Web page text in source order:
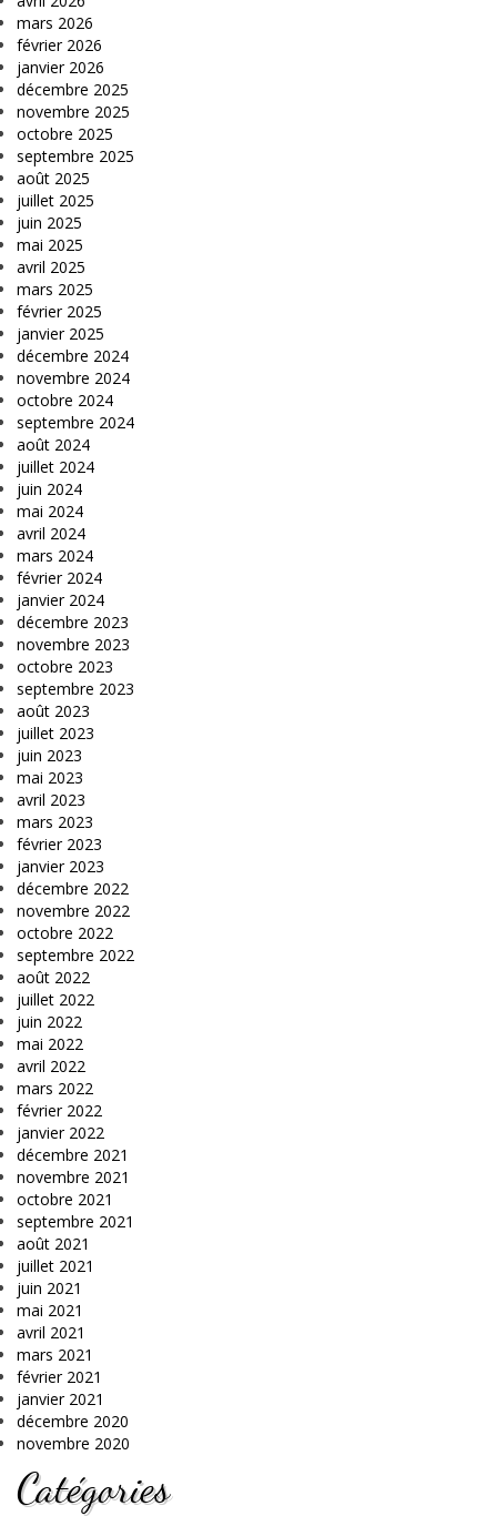
mars 2026
février 2026
janvier 2026
décembre 2025
novembre 2025
octobre 2025
septembre 2025
août 2025
juillet 2025
juin 2025
mai 2025
avril 2025
mars 2025
février 2025
janvier 2025
décembre 2024
novembre 2024
octobre 2024
septembre 2024
août 2024
juillet 2024
juin 2024
mai 2024
avril 2024
mars 2024
février 2024
janvier 2024
décembre 2023
novembre 2023
octobre 2023
septembre 2023
août 2023
juillet 2023
juin 2023
mai 2023
avril 2023
mars 2023
février 2023
janvier 2023
décembre 2022
novembre 2022
octobre 2022
septembre 2022
août 2022
juillet 2022
juin 2022
mai 2022
avril 2022
mars 2022
février 2022
janvier 2022
décembre 2021
novembre 2021
octobre 2021
septembre 2021
août 2021
juillet 2021
juin 2021
mai 2021
avril 2021
mars 2021
février 2021
janvier 2021
décembre 2020
novembre 2020
Catégories